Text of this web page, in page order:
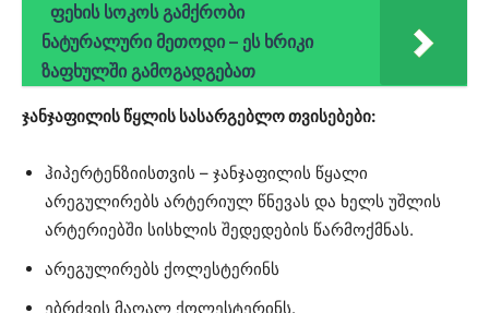
ფეხის სოკოს გამქრობი
ნატურალური მეთოდი – ეს ხრიკი
ზაფხულში გამოგადგებათ
ჯანჯაფილის წყლის სასარგებლო თვისებები:
ჰიპერტენზიისთვის – ჯანჯაფილის წყალი
არეგულირებს არტერიულ წნევას და ხელს უშლის
არტერიებში სისხლის შედედების წარმოქმნას.
არეგულირებს ქოლესტერინს
ებრძვის მაღალ ქოლესტერინს.